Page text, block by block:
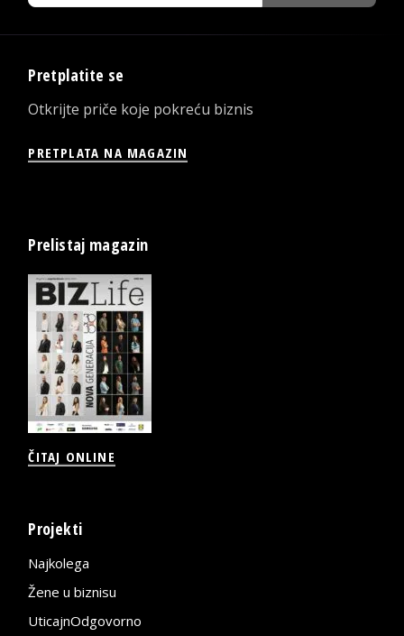
Pretplatite se
Otkrijte priče koje pokreću biznis
PRETPLATA NA MAGAZIN
Prelistaj magazin
ČITAJ ONLINE
Projekti
Najkolega
Žene u biznisu
UticajnOdgovorno